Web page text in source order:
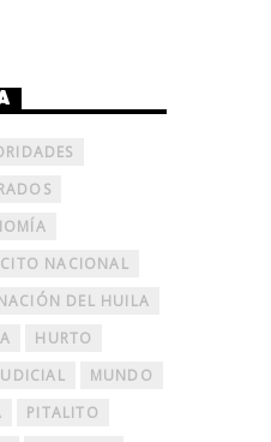
NACIONAL
DEL HUILA
HURTO
MUNDO
PITALITO